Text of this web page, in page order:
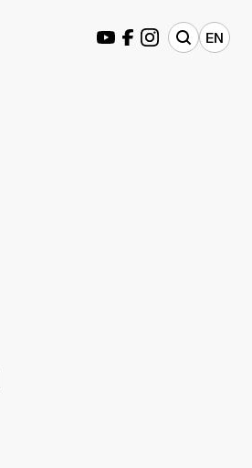
EN